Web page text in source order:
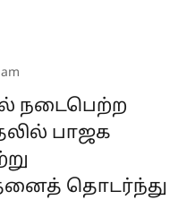
நடைபெற்ற
பாஜக
தொடர்ந்து